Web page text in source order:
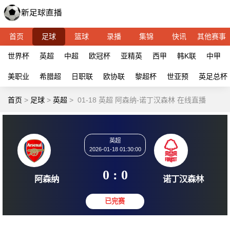
首页 足球 篮球 录播 集锦 快讯 其他赛事
世界杯 英超 中超 欧冠杯 亚精英 西甲 韩K联 中甲
美职业 希腊超 日职联 欧协联 黎超杯 世亚预 英足总杯
首页 > 足球 > 英超 > 01-18 英超 阿森纳-诺丁汉森林 在线直播
阿森纳
2026-01-18 01:30:00
0 : 0 诺丁